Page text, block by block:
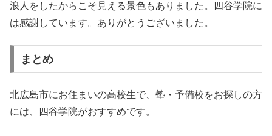
浪人をしたからこそ見える景色もありました。四谷学院に
は感謝しています。ありがとうございました。
まとめ
北広島市にお住まいの高校生で、塾・予備校をお探しの方
には、四谷学院がおすすめです。